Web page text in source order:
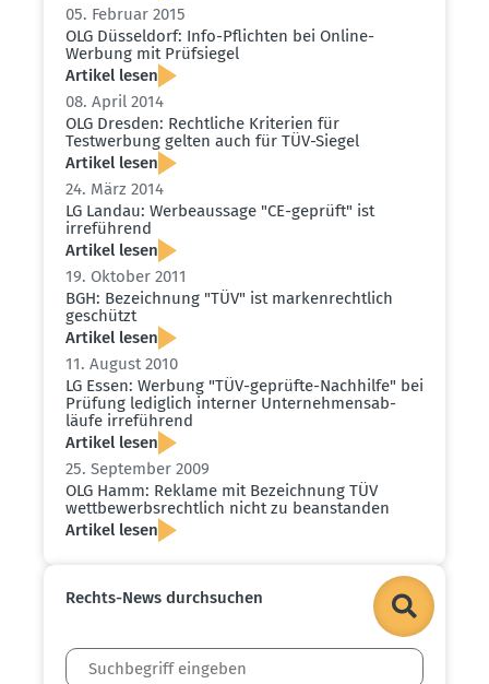
05. Februar 2015
OLG Düsseldorf: Info-Pflichten bei Online-
Werbung mit Prüfsiegel
Artikel lesen
08. April 2014
OLG Dresden: Recht­liche Kriterien für
Testwerbung gelten auch für TÜV-Siegel
Artikel lesen
24. März 2014
LG Landau: Werbe­aussage "CE-geprüft" ist
irreführend
Artikel lesen
19. Oktober 2011
BGH: Bezeichnung "TÜV" ist marken­rechtlich
geschützt
Artikel lesen
11. August 2010
LG Essen: Werbung "TÜV-geprüfte-Nachhilfe" bei
Prüfung lediglich interner Unter­neh­mens­ab­
läufe irreführend
Artikel lesen
25. September 2009
OLG Hamm: Reklame mit Bezeichnung TÜV
wettbe­werbs­rechtlich nicht zu beanstanden
Artikel lesen
Rechts-News durch­suchen